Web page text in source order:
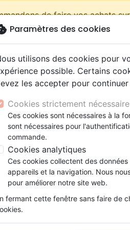
de faire vos achats
Testaments
Couple
ansLatino, Folk
Soul
animés
conférences
avec Dieu
En famille
Auteur :Roy
RéférenceMB3366
Paramètres des cookies
utilisons des cookies pour
possible. Certains
les accepter pour
Cookies strictement
Ces cookies sont nécessaires à la
sont nécessaires pour
commande.
Cookies analytiques
Ces cookies collectent des
appareils et la navigation. Nous
pour améliorer notre site web.
fermant cette fenêtre sans faire de